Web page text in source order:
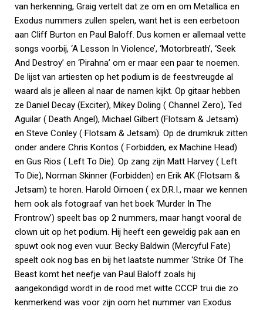
van herkenning, Graig vertelt dat ze om en om Metallica en
Exodus nummers zullen spelen, want het is een eerbetoon
aan Cliff Burton en Paul Baloff. Dus komen er allemaal vette
songs voorbij, ‘A Lesson In Violence’, ‘Motorbreath’, ‘Seek
And Destroy’ en ‘Pirahna’ om er maar een paar te noemen.
De lijst van artiesten op het podium is de feestvreugde al
waard als je alleen al naar de namen kijkt. Op gitaar hebben
ze Daniel Decay (Exciter), Mikey Doling ( Channel Zero), Ted
Aguilar ( Death Angel), Michael Gilbert (Flotsam & Jetsam)
en Steve Conley ( Flotsam & Jetsam). Op de drumkruk zitten
onder andere Chris Kontos ( Forbidden, ex Machine Head)
en Gus Rios ( Left To Die). Op zang zijn Matt Harvey ( Left
To Die), Norman Skinner (Forbidden) en Erik AK (Flotsam &
Jetsam) te horen. Harold Oimoen ( ex D.R.I., maar we kennen
hem ook als fotograaf van het boek ‘Murder In The
Frontrow’) speelt bas op 2 nummers, maar hangt vooral de
clown uit op het podium. Hij heeft een geweldig pak aan en
spuwt ook nog even vuur. Becky Baldwin (Mercyful Fate)
speelt ook nog bas en bij het laatste nummer ‘Strike Of The
Beast komt het neefje van Paul Baloff zoals hij
aangekondigd wordt in de rood met witte CCCP trui die zo
kenmerkend was voor zijn oom het nummer van Exodus